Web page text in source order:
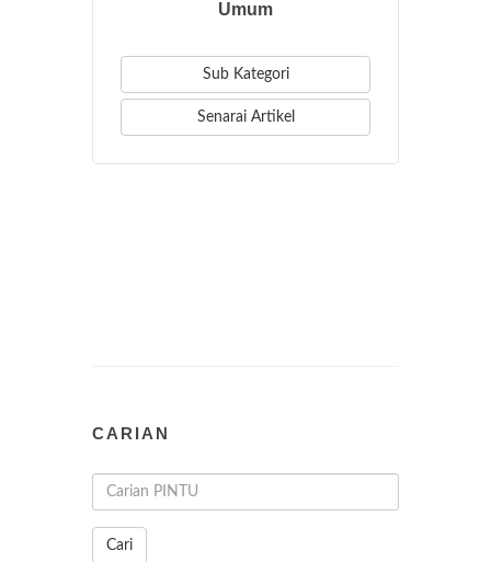
Umum
Sub Kategori
Senarai Artikel
CARIAN
Cari